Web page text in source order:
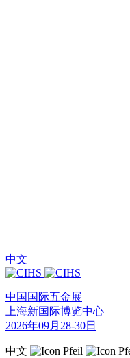
中文
中国国际五金展
上海新国际博览中心
2026年09月28-30日
中文